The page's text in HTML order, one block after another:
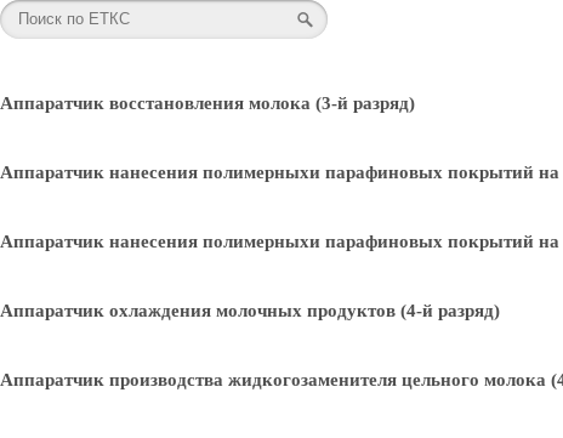
Аппаратчик восстановления молока (3-й разряд)
Аппаратчик нанесения полимерныхи парафиновых покрытий
Аппаратчик нанесения полимерныхи парафиновых покрытий
Аппаратчик охлаждения молочных продуктов (4-й разряд)
Аппаратчик производства жидкогозаменителя цельного молока